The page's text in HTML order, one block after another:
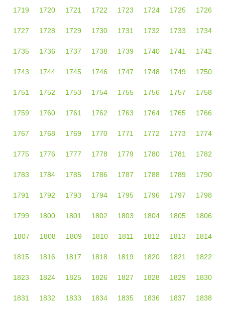
1719 1720 1721 1722 1723 1724 1725 1726
1727 1728 1729 1730 1731 1732 1733 1734
1735 1736 1737 1738 1739 1740 1741 1742
1743 1744 1745 1746 1747 1748 1749 1750
1751 1752 1753 1754 1755 1756 1757 1758
1759 1760 1761 1762 1763 1764 1765 1766
1767 1768 1769 1770 1771 1772 1773 1774
1775 1776 1777 1778 1779 1780 1781 1782
1783 1784 1785 1786 1787 1788 1789 1790
1791 1792 1793 1794 1795 1796 1797 1798
1799 1800 1801 1802 1803 1804 1805 1806
1807 1808 1809 1810 1811 1812 1813 1814
1815 1816 1817 1818 1819 1820 1821 1822
1823 1824 1825 1826 1827 1828 1829 1830
1831 1832 1833 1834 1835 1836 1837 1838